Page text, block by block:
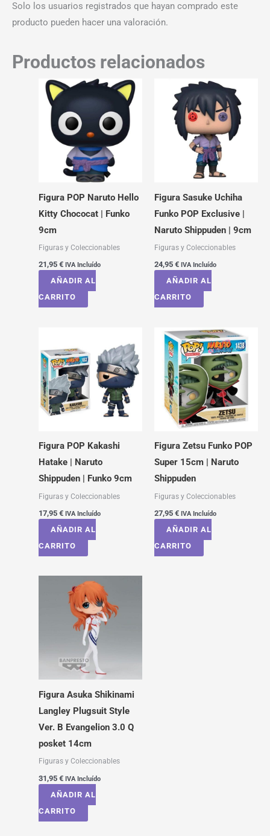
Solo los usuarios registrados que hayan comprado este
producto pueden hacer una valoración.
Productos relacionados
Figura POP Naruto Hello
Kitty Chococat | Funko
9cm
Figuras y Coleccionables
21,95 € IVA Incluído
AÑADIR AL
CARRITO
Figura Sasuke Uchiha
Funko POP Exclusive |
Naruto Shippuden | 9cm
Figuras y Coleccionables
24,95 € IVA Incluído
AÑADIR AL
CARRITO
Figura POP Kakashi
Hatake | Naruto
Shippuden | Funko 9cm
Figuras y Coleccionables
17,95 € IVA Incluído
AÑADIR AL
CARRITO
Figura Zetsu Funko POP
Super 15cm | Naruto
Shippuden
Figuras y Coleccionables
27,95 € IVA Incluído
AÑADIR AL
CARRITO
Figura Asuka Shikinami
Langley Plugsuit Style
Ver. B Evangelion 3.0 Q
posket 14cm
Figuras y Coleccionables
31,95 € IVA Incluído
AÑADIR AL
CARRITO